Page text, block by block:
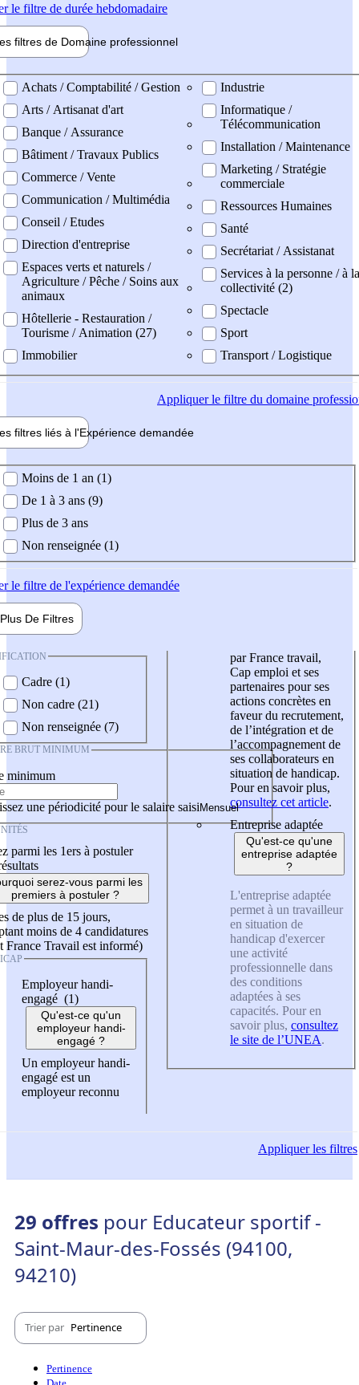
le filtre de durée hebdomadaire
filtres de Domaine professionnel
professionel
Achats / Comptabilité / Gestion
Arts / Artisanat d'art
Banque / Assurance
Bâtiment / Travaux Publics
Commerce / Vente
Communication / Multimédia
Conseil / Etudes
Direction d'entreprise
Espaces verts et naturels /
Agriculture / Pêche / Soins aux
animaux
Hôtellerie - Restauration /
Tourisme / Animation (27)
Immobilier
Industrie
Informatique /
Télécommunication
Installation / Maintenance
Marketing / Stratégie
commerciale
Ressources Humaines
Santé
Secrétariat / Assistanat
Services à la personne / à la
collectivité (2)
Spectacle
Sport
Transport / Logistique
Appliquerle filtre du domaine
filtres liés à l'Expérience demandée
demandée
Moins de 1 an (1)
De 1 à 3 ans (9)
Plus de 3 ans
Non renseignée (1)
le filtre de l'expérience demandée
Plus De Filtres
Cadre (1)
Non cadre (21)
Non renseignée (7)
BRUT MINIMUM
minimum
une périodicité pour le salaire saisi
parmi les 1ers à postuler
serez-vous parmi les
premiers à postuler ?
de plus de 15 jours,
moins de 4 candidatures
France Travail est informé)
Employeur handi-
engagé (1)
Qu'est-ce qu'un
employeur handi-
engagé ?
Un employeur handi-
engagé est un
employeur reconnu
par France travail,
Cap emploi et ses
partenaires pour ses
actions concrètes en
faveur du recrutement,
de l’intégration et de
l’accompagnement de
ses collaborateurs en
situation de handicap.
Pour en savoir plus,
consultez cet article.
Entreprise adaptée
Qu'est-ce qu'une
entreprise adaptée
?
L'entreprise adaptée
permet à un travailleur
en situation de
handicap d'exercer
une activité
professionnelle dans
des conditions
adaptées à ses
capacités. Pour en
savoir plus, consultez
le site de l’UNEA.
Appliquerles filtres
29 offres pour Educateur sportif -
Saint-Maur-des-Fossés (94100,
94210)
Trier par Pertinence
Pertinence